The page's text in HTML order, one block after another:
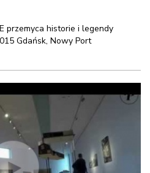
przemyca historie i legendy
Gdańsk, Nowy Port